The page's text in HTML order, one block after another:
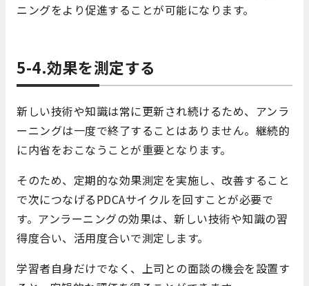
ニングをより促進することが可能になります。
5-4.効果を測定する
新しい技術や知識は常に更新され続けるため、アンラ
ーニングは一度で終了することはありません。継続的
に内省をおこなうことが重要となります。
そのため、定期的な効果測定を実施し、改善すること
で次につなげるPDCAサイクルを回すことが必要で
す。アンラーニングの効果は、新しい技術や知識の習
得度合い、活用度合いで測定します。
学習者自身だけでなく、上司との面談の機会を設置す